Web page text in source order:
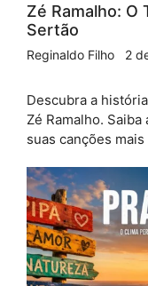
Zé Ramalho: O
Sertão
Reginaldo Filho 2
Descubra a
Zé Ramalho.
suas canções